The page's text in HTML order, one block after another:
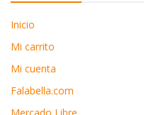
Inicio
Mi carrito
Mi cuenta
Falabella.com